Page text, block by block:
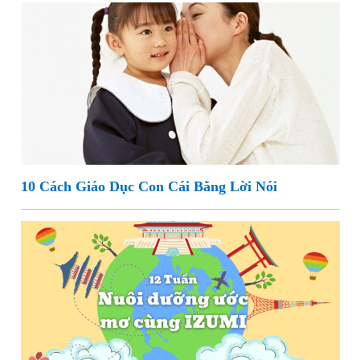
10 Cách Giáo Dục Con Cái Bằng Lời Nói